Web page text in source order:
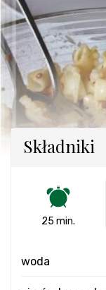
Składniki
25 min.
woda